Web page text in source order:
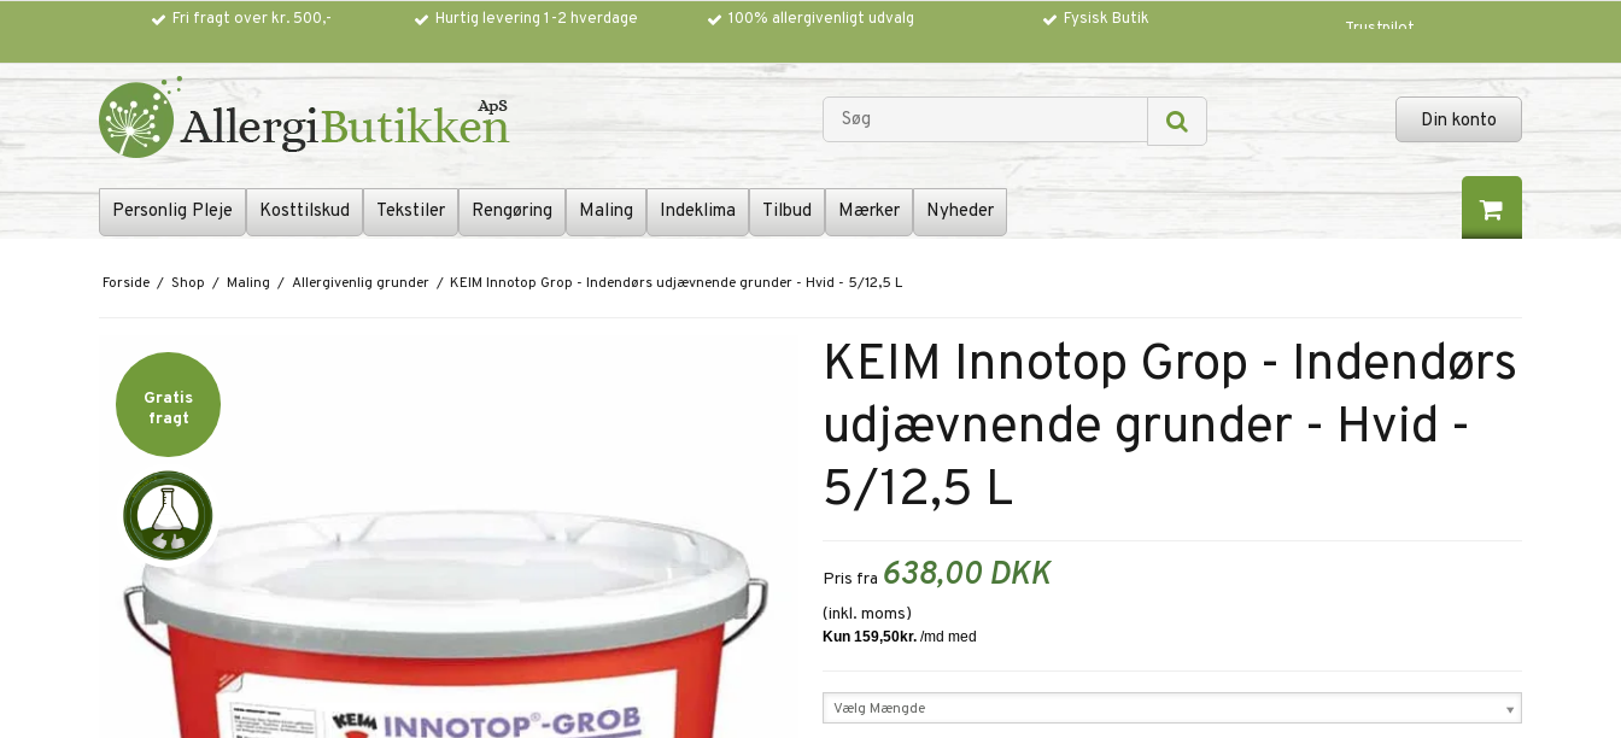
Fri fragt over kr. 500,- Hurtig levering 1-2 hverdage 100% allergivenligt udvalg Fysisk Butik Trustpilot
Din konto
Personlig Pleje Kosttilskud Tekstiler Rengøring Maling Indeklima Tilbud Mærker Nyheder
Forside / Shop / Maling / Allergivenlig grunder / KEIM Innotop Grop - Indendørs udjævnende grunder - Hvid - 5/12,5 L
Gratis
fragt
KEIM Innotop Grop - Indendørs
udjævnende grunder - Hvid -
5/12,5 L
Pris fra 638,00 DKK
(inkl. moms)
Vælg Mængde